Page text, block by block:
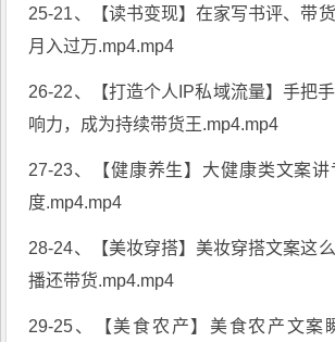
25-21、【读书变现】在家写书评、带
月入过万.mp4.mp4
26-22、【打造个人IP私域流量】手把
响力，成为持续带货王.mp4.mp4
27-23、【健康养生】大健康类文案
度.mp4.mp4
28-24、【美妆穿搭】美妆穿搭文案这
播还带货.mp4.mp4
29-25、【美食农产】美食农产文案